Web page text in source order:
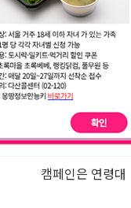
캠페인은 연령